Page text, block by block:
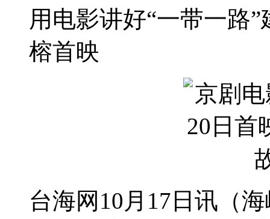
用电影讲好“一带一路
榕首映
台海网10月17日讯（